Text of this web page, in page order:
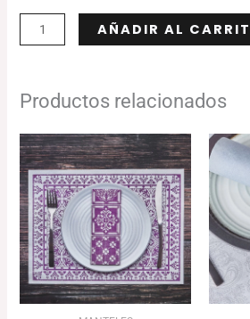
AÑADIR AL
Productos relacionados